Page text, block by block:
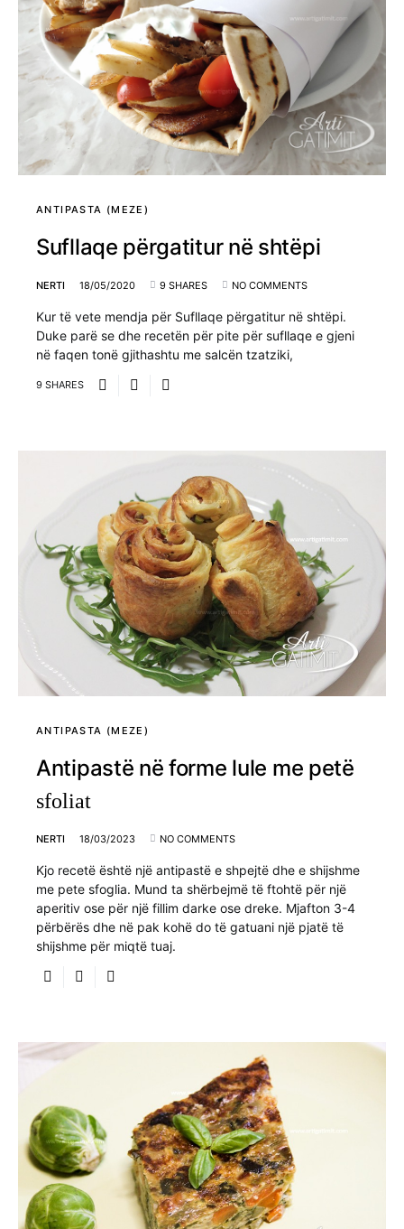
ANTIPASTA (MEZE)
Sufllaqe përgatitur në shtëpi
NERTI 18/05/2020 9 SHARES NO COMMENTS
Kur të vete mendja për Sufllaqe përgatitur në shtëpi.
Duke parë se dhe recetën për pite për sufllaqe e gjeni
në faqen tonë gjithashtu me salcën tzatziki,
9 SHARES
ANTIPASTA (MEZE)
Antipastë në forme lule me petë
sfoliat
NERTI 18/03/2023 NO COMMENTS
Kjo recetë është një antipastë e shpejtë dhe e shijshme
me pete sfoglia. Mund ta shërbejmë të ftohtë për një
aperitiv ose për një fillim darke ose dreke. Mjafton 3-4
përbërës dhe në pak kohë do të gatuani një pjatë të
shijshme për miqtë tuaj.